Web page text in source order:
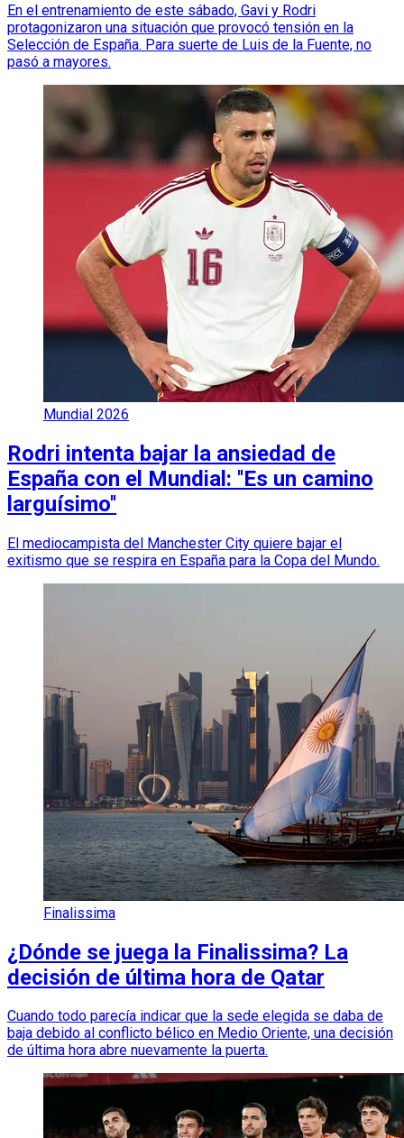
En el entrenamiento de este sábado, Gavi y Rodri
protagonizaron una situación que provocó tensión en la
Selección de España. Para suerte de Luis de la Fuente, no
pasó a mayores.
Mundial 2026
Rodri intenta bajar la ansiedad de
España con el Mundial: ''Es un camino
larguísimo''
El mediocampista del Manchester City quiere bajar el
exitismo que se respira en España para la Copa del Mundo.
Finalissima
¿Dónde se juega la Finalissima? La
decisión de última hora de Qatar
Cuando todo parecía indicar que la sede elegida se daba de
baja debido al conflicto bélico en Medio Oriente, una decisión
de última hora abre nuevamente la puerta.